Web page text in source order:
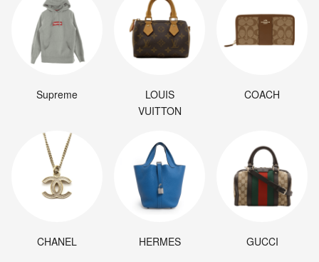
Supreme
LOUIS
VUITTON
COACH
CHANEL HERMES GUCCI